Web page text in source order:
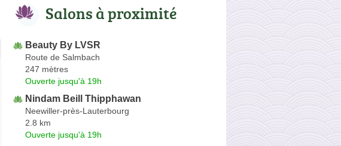
Salons à proximité
Beauty By LVSR
Route de Salmbach
247 mètres
Ouverte jusqu'à 19h
Nindam Beill Thipphawan
Neewiller-près-Lauterbourg
2.8 km
Ouverte jusqu'à 19h